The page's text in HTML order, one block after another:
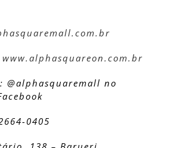
www.alphasquareon.com.br
@alphasquaremall no
0405